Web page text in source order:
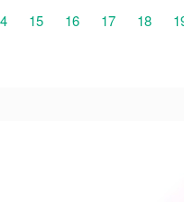
15 16 17 18